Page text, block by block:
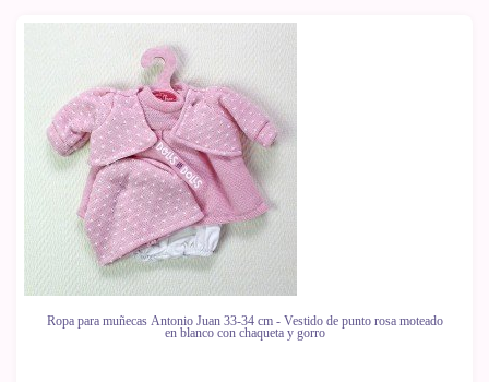
Ropa para muñecas Antonio Juan 33-34 cm - Vestido de punto rosa moteado
en blanco con chaqueta y gorro